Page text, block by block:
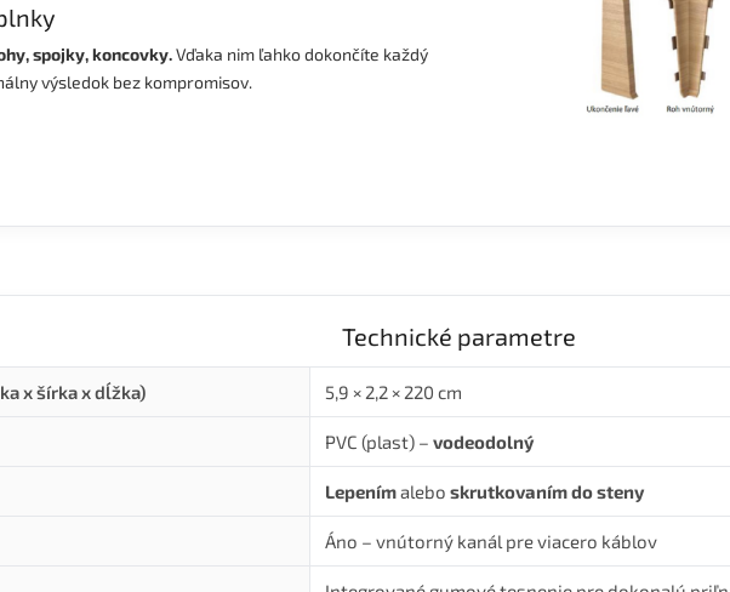
spojky, koncovky.Vďaka nim ľahko dokončíte každý
výsledok bez kompromisov.
Technické parametre
x šírka x dĺžka) 5,9 × 2,2 × 220 cm
PVC (plast) – vodeodolný
Lepenímalebo skrutkovaním do steny
Áno – vnútorný kanál pre viacero káblov